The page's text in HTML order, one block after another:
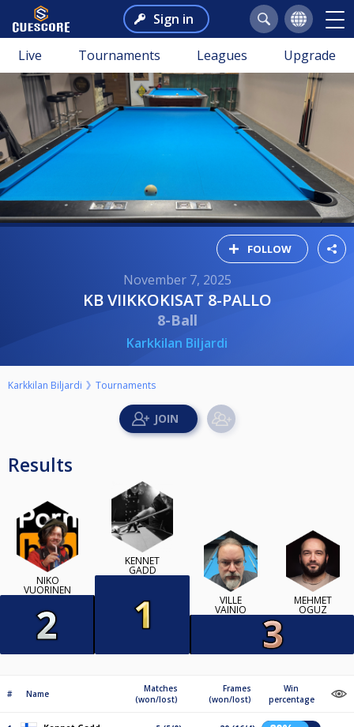
Sign in
Live Tournaments Leagues Upgrade
FOLLOW
November 7, 2025
KB VIIKKOKISAT 8-PALLO
8-Ball
Karkkilan Biljardi
Karkkilan Biljardi Tournaments
Results
NIKO
VUORINEN
KENNET
GADD
VILLE
VAINIO
MEHMET
OGUZ
# Name
Matches
(won/lost)
Frames
(won/lost)
Win
percentage